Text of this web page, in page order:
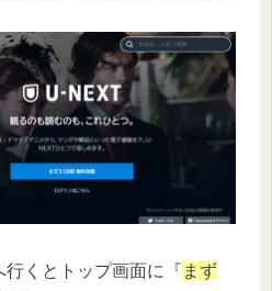
くとトップ画面に『 まず